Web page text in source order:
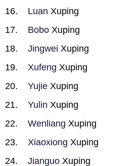
Luan Xuping
Bobo Xuping
Jingwei Xuping
Xufeng Xuping
Yujie Xuping
Yulin Xuping
Wenliang Xuping
Xiaoxiong Xuping
Jianguo Xuping